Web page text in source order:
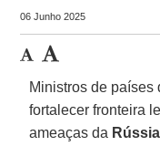
06 Junho 2025
Ministros de países
fortalecer fronteira
ameaças da Rússia